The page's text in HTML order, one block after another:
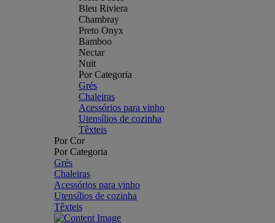
Bleu Riviera
Chambray
Preto Onyx
Bamboo
Nectar
Nuit
Por Categoria
Grés
Chaleiras
Acessórios para vinho
Utensílios de cozinha
Têxteis
Por Cor
Por Categoria
Grés
Chaleiras
Acessórios para vinho
Utensílios de cozinha
Têxteis